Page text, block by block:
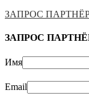
ЗАПРОС
ЗАПРОС
Имя
Email